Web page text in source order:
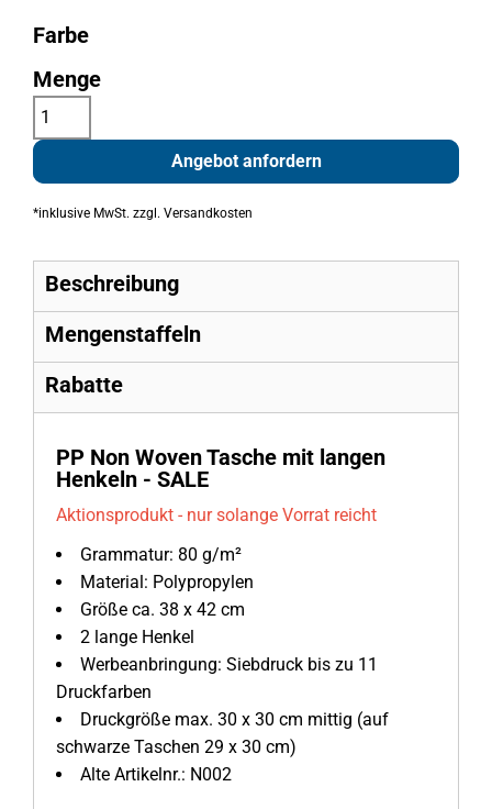
Farbe
Menge
*inklusive MwSt. zzgl. Versandkosten
Beschreibung
Mengenstaffeln
Rabatte
PP Non Woven Tasche mit langen
Henkeln - SALE
Aktionsprodukt - nur solange Vorrat reicht
Grammatur: 80 g/m²
Material: Polypropylen
Größe ca. 38 x 42 cm
2 lange Henkel
Werbeanbringung: Siebdruck bis zu 11
Druckfarben
Druckgröße max. 30 x 30 cm mittig (auf
schwarze Taschen 29 x 30 cm)
Alte Artikelnr.: N002
Angebot anfordern